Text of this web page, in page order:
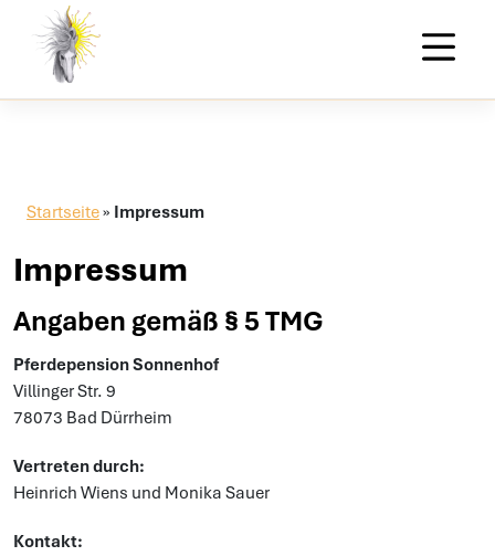
Skip to content
Startseite» Impressum
Impressum
Angaben gemäß § 5 TMG
Pferdepension Sonnenhof
Villinger Str. 9
78073 Bad Dürrheim
Vertreten durch:
Heinrich Wiens und Monika Sauer
Kontakt: